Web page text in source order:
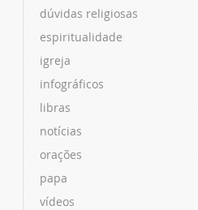
dúvidas religiosas
espiritualidade
igreja
infográficos
libras
notícias
orações
papa
vídeos